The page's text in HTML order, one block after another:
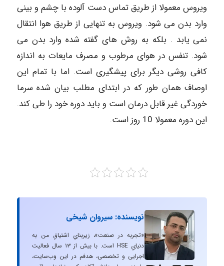
ویروس معمولا از طریق تماس دست آلوده با چشم و بینى
وارد بدن مى شود. ویروس به تنهایى از طریق هوا انتقال
نمى یابد . بلکه به روش هاى گفته شده وارد بدن مى
شود. تنفس در هواى مرطوب و مصرف مایعات به اندازه
کافى روشى دیگر براى پیشگیرى است.‌ ‌اما با تمام این
اوصاف همان طور که در ابتداى مطلب بیان شده سرما
خوردگى غیر قابل درمان است و باید دوره خود را طى کند.
این دوره معمولا 10 روز است.
نویسنده: سیروان شیخی
«تجربه در صنعت»، زیربنایِ اشتیاقِ من به
دنیایِ HSE است. با بیش از ۱۳ سال فعالیت
اجرایی و تخصصی، هدفم در این وب‌سایت،